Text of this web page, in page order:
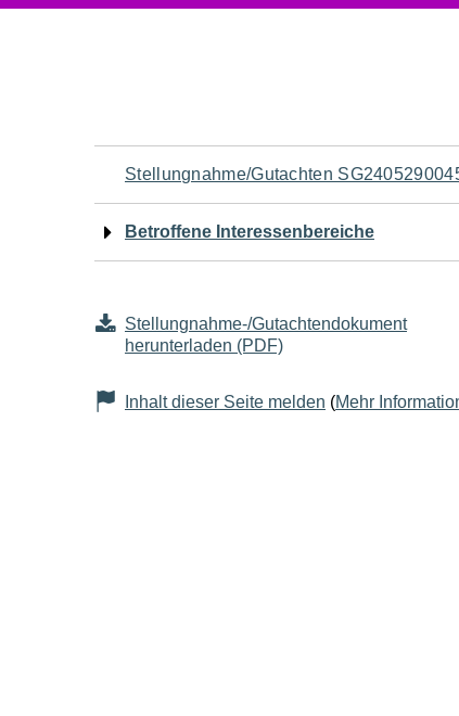
Navigation
für
Seiteninhalt
Stellungnahme/Gutachten
Betroffene Interessenbereiche
Stellungnahme-/Gutachtendokument
herunterladen (PDF)
Inhalt dieser Seite melden (Mehr